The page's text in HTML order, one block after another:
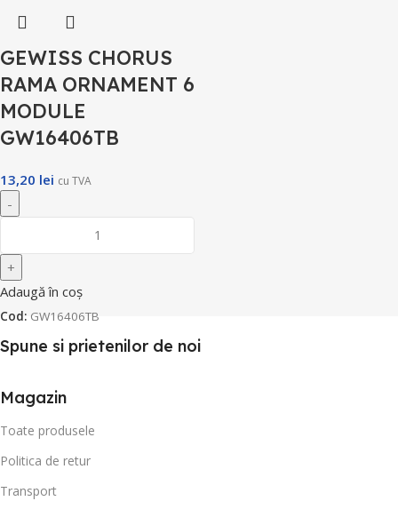
GEWISS CHORUS
RAMA ORNAMENT 6
MODULE
GW16406TB
13,20 lei cu TVA
Adaugă în coș
Cod: GW16406TB
Spune si prietenilor de noi
Magazin
Toate produsele
Politica de retur
Transport